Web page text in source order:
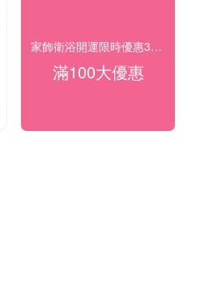
家飾衛浴開運限時優惠3折起
滿100大優惠